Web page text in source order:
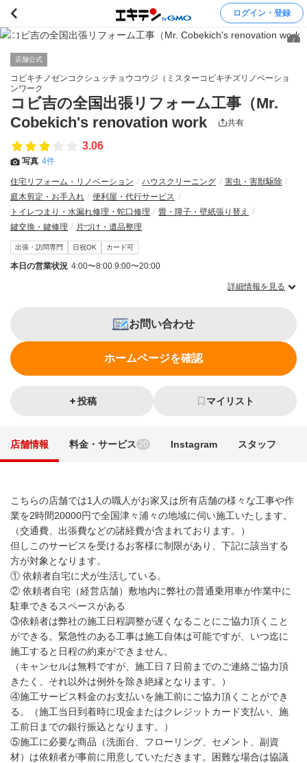
ログイン・登録
/
店舗公式
コビキチノゼンコクシュッチョウコウジ（ミスターコビキチズリノベーショ
ンワーク
コビ吉の全国出張リフォーム工事（Mr.
Cobekich's renovation work
共有
3.06
写真 4件
住宅リフォーム・リノベーション ハウスクリーニング
害虫・害獣駆除
庭木剪定・お手入れ
便利屋・代行サービス
トイレつまり・水漏れ修理・蛇口修理
畳・障子・壁紙張り替え
鍵交換・鍵修理
片づけ・遺品整理
出張・訪問専門 日祝OK カード可
本日の営業状況 4:00〜8:00 9:00〜20:00
詳細情報を見る
お問い合わせ
ホームページを確認
投稿 マイリスト
店舗情報 料金・サービス 20 Instagram スタッフ
こちらの店舗では1人の職人がお家又は所有店舗の様々な工事や作
業を2時間20000円で全国津々浦々の地域に伺い施工いたします。
（交通費、出張費などの諸経費が含まれております。）
但しこのサービスを受けるお客様に制限があり、下記に該当する
方が対象となります。
① 依頼者自宅に犬が生活している。
② 依頼者自宅（経営店舗）敷地内に弊社の普通乗用車が作業中に
駐車できるスペースがある
③依頼者は弊社の施工日程調整が遅くなることにご協力頂くこと
ができる。緊急性のある工事は施工自体は可能ですが、いつ迄に
施工すると日程の約束ができません。
（キャンセルは無料ですが、施工日７日前までのご連絡ご協力頂
きたく、それ以外は例外を除き絶縁となります。）
④施工サービス料金のお支払いを施工前にご協力頂くことができ
る。（施工当日到着時に現金またはクレジットカード支払い、施
工前日までの銀行振込となります。）
⑤施工に必要な商品（洗面台、フローリング、セメント、副資
材）は依頼者が事前に用意していただきます。困難な場合は協議